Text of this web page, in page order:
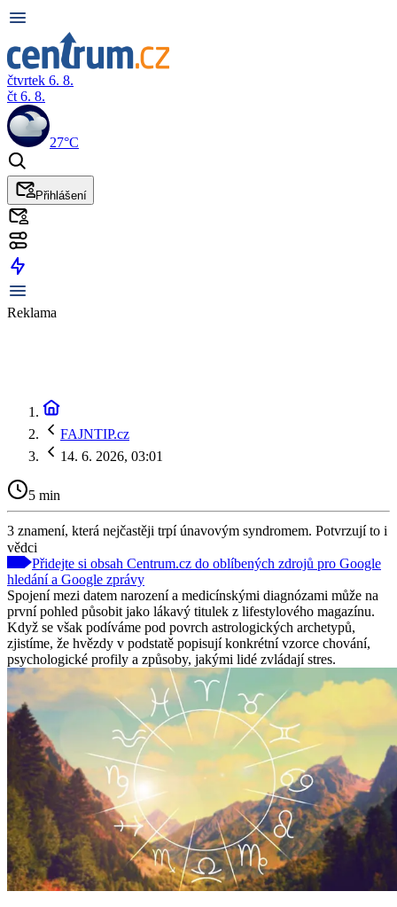
čtvrtek 6. 8.
čt 6. 8.
27°C
Přihlášení
Reklama
FAJNTIP.cz
14. 6. 2026, 03:01
5 min
3 znamení, která nejčastěji trpí únavovým syndromem. Potvrzují to i
vědci
Přidejte si obsah Centrum.cz do oblíbených zdrojů pro Google
hledání a Google zprávy
Spojení mezi datem narození a medicínskými diagnózami může na
první pohled působit jako lákavý titulek z lifestylového magazínu.
Když se však podíváme pod povrch astrologických archetypů,
zjistíme, že hvězdy v podstatě popisují konkrétní vzorce chování,
psychologické profily a způsoby, jakými lidé zvládají stres.